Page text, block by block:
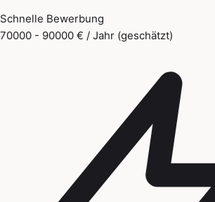
Schnelle Bewerbung
70000 - 90000 € / Jahr (geschätzt)